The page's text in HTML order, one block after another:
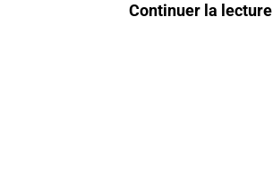
Continuer la lecture